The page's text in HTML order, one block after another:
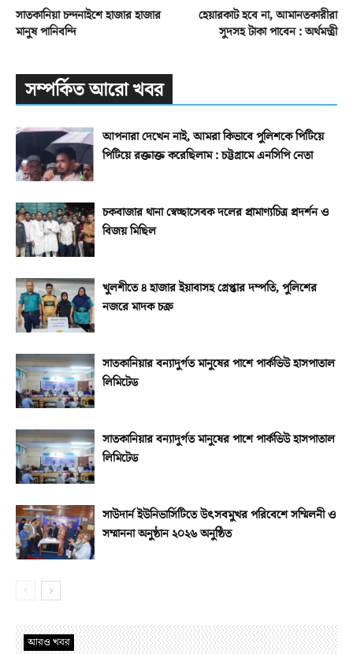
সাতকানিয়া চন্দনাইশে হাজার হাজার
মানুষ পানিবন্দি
হেয়ারকাট হবে না, আমানতকারীরা
সুদসহ টাকা পাবেন : অর্থমন্ত্রী
সম্পর্কিত আরো খবর
আপনারা দেখেন নাই, আমরা কিভাবে পুলিশকে পিটিয়ে
পিটিয়ে রক্তাক্ত করেছিলাম : চট্টগ্রামে এনসিপি নেতা
চকবাজার থানা স্বেচ্ছাসেবক দলের প্রামাণ্যচিত্র প্রদর্শন ও
বিজয় মিছিল
খুলশীতে ৪ হাজার ইয়াবাসহ গ্রেপ্তার দম্পতি, পুলিশের
নজরে মাদক চক্র
সাতকানিয়ার বন্যাদুর্গত মানুষের পাশে পার্কভিউ হাসপাতাল
লিমিটেড
সাতকানিয়ার বন্যাদুর্গত মানুষের পাশে পার্কভিউ হাসপাতাল
লিমিটেড
সাউদার্ন ইউনিভার্সিটিতে উৎসবমুখর পরিবেশে সম্মিলনী ও
সম্মাননা অনুষ্ঠান ২০২৬ অনুষ্ঠিত
আরও খবর